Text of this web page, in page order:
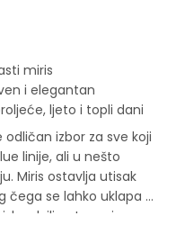
miris
i elegantan
ljeto i topli dani
odličan izbor za sve koji
linije, ali u nešto
Miris ostavlja utisak
čega se lahko uklapa u
ili putovanje.